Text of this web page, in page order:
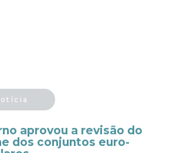
aprovou a revisão do
dos conjuntos euro-